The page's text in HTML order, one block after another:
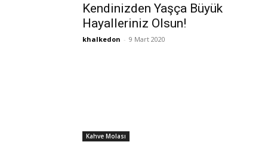
Kendinizden Yaşça Büyük
Hayalleriniz Olsun!
khalkedon - 9 Mart 2020
Kahve Molası